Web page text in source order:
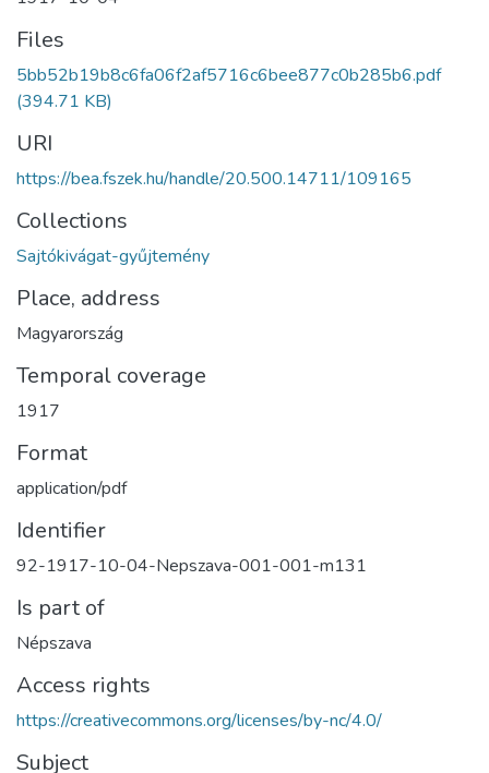
Files
5bb52b19b8c6fa06f2af5716c6bee877c0b285b6.pdf
(394.71 KB)
URI
https://bea.fszek.hu/handle/20.500.14711/109165
Collections
Sajtókivágat-gyűjtemény
Place, address
Magyarország
Temporal coverage
1917
Format
application/pdf
Identifier
92-1917-10-04-Nepszava-001-001-m131
Is part of
Népszava
Access rights
https://creativecommons.org/licenses/by-nc/4.0/
Subject